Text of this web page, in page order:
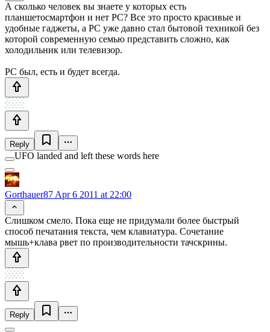
А сколько человек вы знаете у которых есть
планшетосмартфон и нет PC? Все это просто красивые и
удобные гаджеты, а PC уже давно стал бытовой техникой без
которой современную семью представить сложно, как
холодильник или телевизор.
PC был, есть и будет всегда.
Reply
UFO landed and left these words here
Gorthauer87 Apr 6 2011 at 22:00
Слишком смело. Пока еще не придумали более быстрый
способ печатания текста, чем клавиатура. Сочетание
мышь+клава рвет по производительности тачскрины.
Reply